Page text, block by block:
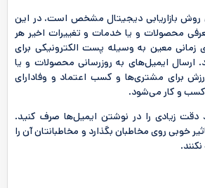
روش بازاریابی دیجیتال مشخص است، در این
محصولات و یا خدمات و تغییرات اخیر هر
زمانی معین به وسیله پست الکترونیکی برای
ایمیل‌های به روزرسانی محصولات و یا
برای مشتری‌ها و کسب اعتماد و وفادارای
کسب و کار می‌شود.
دقت زیادی را در نوشتن ایمیل‌ها صرف کنید.
خوبی روی مخاطبان بگذارد و مخاطبانتان آن را